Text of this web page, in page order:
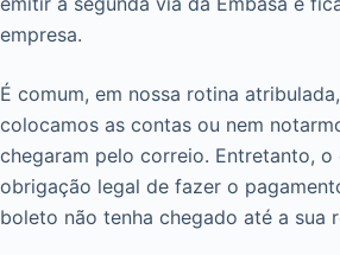
empresa.
É comum, em nossa rotina
colocamos as contas ou nem
chegaram pelo correio. Entretanto, o
obrigação legal de fazer o
boleto não tenha chegado até a sua